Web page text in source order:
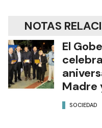
NOTAS
El
Madre
SOCIEDAD